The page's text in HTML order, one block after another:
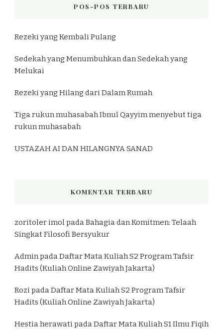
POS-POS TERBARU
Rezeki yang Kembali Pulang
Sedekah yang Menumbuhkan dan Sedekah yang
Melukai
Rezeki yang Hilang dari Dalam Rumah
Tiga rukun muhasabah Ibnul Qayyim menyebut tiga
rukun muhasabah
USTAZAH AI DAN HILANGNYA SANAD
KOMENTAR TERBARU
zoritoler imolpadaBahagia dan Komitmen: Telaah
Singkat Filosofi Bersyukur
AdminpadaDaftar Mata Kuliah S2 Program Tafsir
Hadits (Kuliah Online Zawiyah Jakarta)
RozipadaDaftar Mata Kuliah S2 Program Tafsir
Hadits (Kuliah Online Zawiyah Jakarta)
Hestia herawatipadaDaftar Mata Kuliah S1 Ilmu Fiqih